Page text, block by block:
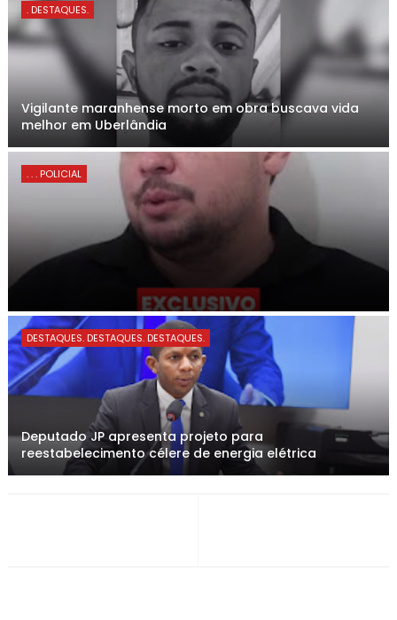
. DESTAQUES.
Vigilante maranhense morto em obra buscava vida
melhor em Uberlândia
. . . POLICIAL
DESTAQUES. DESTAQUES. DESTAQUES.
Deputado JP apresenta projeto para
reestabelecimento célere de energia elétrica